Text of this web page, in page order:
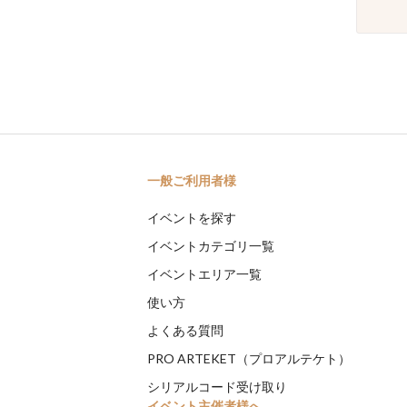
一般ご利用者様
イベントを探す
イベントカテゴリ一覧
イベントエリア一覧
使い方
よくある質問
PRO ARTEKET（プロアルテケト）
シリアルコード受け取り